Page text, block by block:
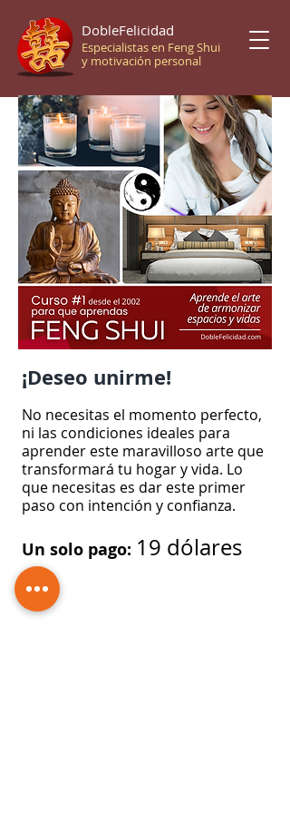
DobleFelicidad
Especialistas en Feng Shui
y motivación personal
¡Deseo unirme!
No necesitas el momento perfecto,
ni las condiciones ideales para
aprender este maravilloso arte que
transformará tu hogar y vida. Lo
que necesitas es dar este primer
paso con intención y confianza.
Un solo pago: 19 dólares